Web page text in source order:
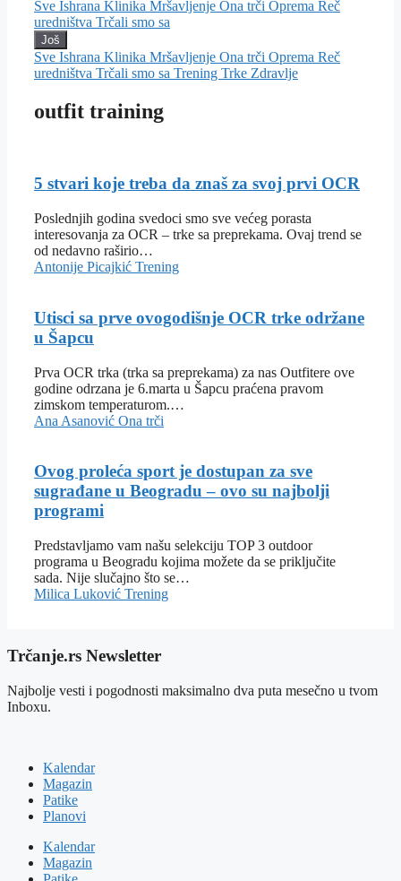
Sve Ishrana Klinika Mršavljenje Ona trči Oprema Reč
uredništva Trčali smo sa
Još
Sve Ishrana Klinika Mršavljenje Ona trči Oprema Reč
uredništva Trčali smo sa Trening Trke Zdravlje
outfit training
5 stvari koje treba da znaš za svoj prvi OCR
Poslednjih godina svedoci smo sve većeg porasta
interesovanja za OCR – trke sa preprekama. Ovaj trend se
od nedavno raširio…
Antonije Picajkić Trening
Utisci sa prve ovogodišnje OCR trke održane
u Šapcu
Prva OCR trka (trka sa preprekama) za nas Outfitere ove
godine odrzana je 6.marta u Šapcu praćena pravom
zimskom temperaturom.…
Ana Asanović Ona trči
Ovog proleća sport je dostupan za sve
sugrađane u Beogradu – ovo su najbolji
programi
Predstavljamo vam našu selekciju TOP 3 outdoor
programa u Beogradu kojima možete da se priključite
sada. Nije slučajno što se…
Milica Luković Trening
Trčanje.rs Newsletter
Najbolje vesti i pogodnosti maksimalno dva puta mesečno u tvom
Inboxu.
Kalendar
Magazin
Patike
Planovi
Kalendar
Magazin